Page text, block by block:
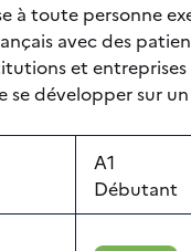
à toute personne
avec des
et
se développer sur
A1
Débutant